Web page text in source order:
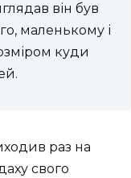
він був
маленькому і
куди
раз на
свого